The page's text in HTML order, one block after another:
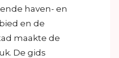
haven- en
en de
maakte de
De gids